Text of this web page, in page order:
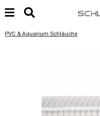
PVC & Aquarium Schläuche